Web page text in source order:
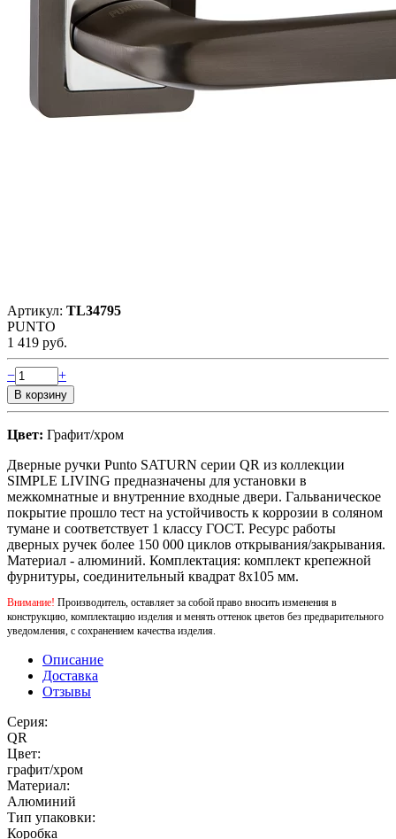
Артикул: TL34795
PUNTO
1 419 руб.
− +
Цвет: Графит/хром
Дверные ручки Punto SATURN серии QR из коллекции
SIMPLE LIVING предназначены для установки в
межкомнатные и внутренние входные двери. Гальваническое
покрытие прошло тест на устойчивость к коррозии в соляном
тумане и соответствует 1 классу ГОСТ. Ресурс работы
дверных ручек более 150 000 циклов открывания/закрывания.
Материал - алюминий. Комплектация: комплект крепежной
фурнитуры, соединительный квадрат 8x105 мм.
Внимание! Производитель, оставляет за собой право вносить изменения в
конструкцию, комплектацию изделия и менять оттенок цветов без предварительного
уведомления, с сохранением качества изделия.
Описание
Доставка
Отзывы
Серия:
QR
Цвет:
графит/хром
Материал:
Алюминий
Тип упаковки:
Коробка